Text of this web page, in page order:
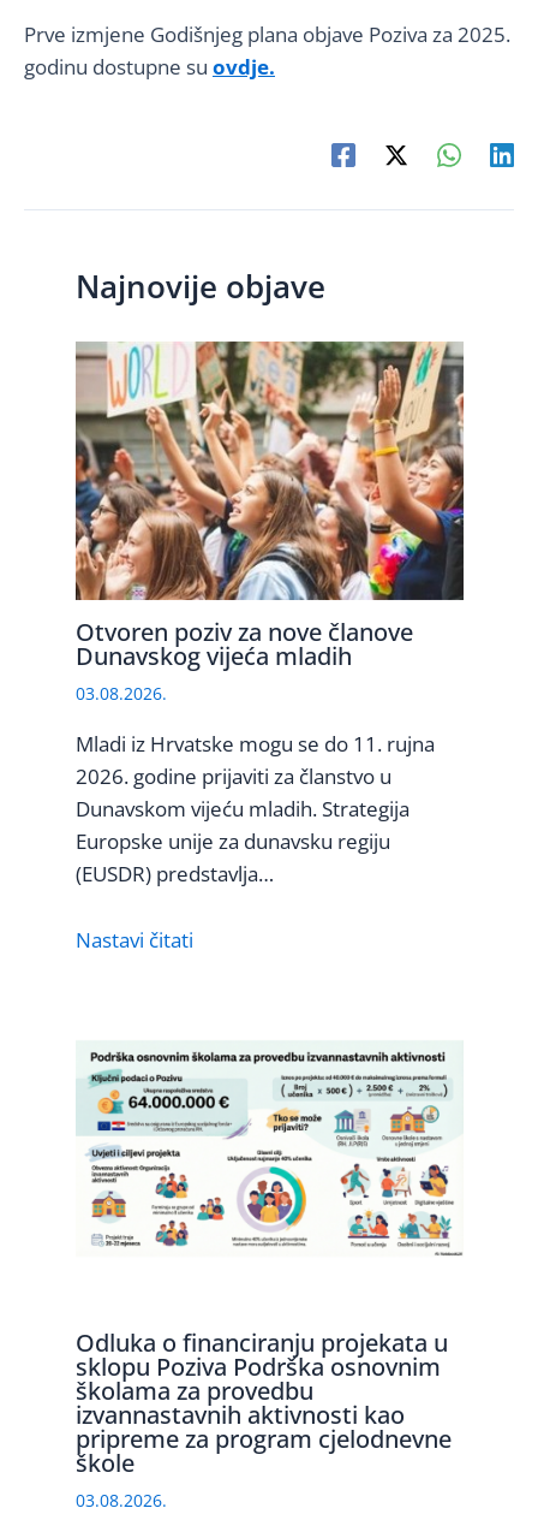
Prve izmjene Godišnjeg plana objave Poziva za 2025.
godinu dostupne su ovdje.
Najnovije objave
Otvoren poziv za nove članove
Dunavskog vijeća mladih
03.08.2026.
Mladi iz Hrvatske mogu se do 11. rujna
2026. godine prijaviti za članstvo u
Dunavskom vijeću mladih. Strategija
Europske unije za dunavsku regiju
(EUSDR) predstavlja…
Nastavi čitati
Odluka o financiranju projekata u
sklopu Poziva Podrška osnovnim
školama za provedbu
izvannastavnih aktivnosti kao
pripreme za program cjelodnevne
škole
03.08.2026.